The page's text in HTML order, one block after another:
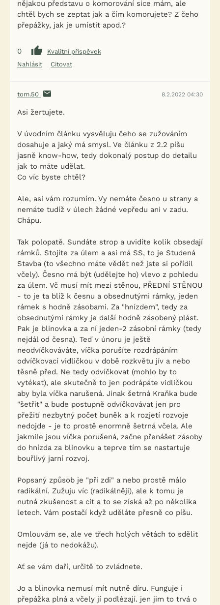
nějakou představu o komorování sice mám, ale
chtěl bych se zeptat jak a čím komorujete? Z čeho
přepážky, jak je umístit apod.?
0
Kvalitní příspěvek
Nahlásit
Citovat
tom.50 8.2.2022 04:30
Asi žertujete.
V úvodním článku vysvěluju čeho se zužováním
dosahuje a jaký má smysl. Ve článku z 2.2 píšu
jasně know-how, tedy dokonalý postup do detailu
jak to máte udělat.
Co víc byste chtěl?
Ale, asi vám rozumím. Vy nemáte česno u strany a
nemáte tudíž v úlech žádné vepředu ani v zadu.
Chápu.
Tak polopatě. Sundáte strop a uvidíte kolik obsedají
rámků. Stojíte za úlem a asi má SS, to je Studená
Stavba (to všechno máte vědět než jste si pořídil
včely). Česno má být (udělejte ho) vlevo z pohledu
za úlem. Vč musí mít mezi stěnou, PŘEDNÍ STĚNOU
- to je ta blíž k česnu a obsednutými rámky, jeden
rámek s hodně zásobami. Za "hnízdem", tedy za
obsednutými rámky je další hodně zásobený plást.
Pak je blinovka a za ní jeden-2 zásobní rámky (tedy
nejdál od česna). Teď v únoru je ještě
neodvíčkováváte, víčka porušíte rozdrápáním
odvíčkovací vidličkou v době rozkvětu jív a nebo
těsně před. Ne tedy odvíčkovat (mohlo by to
vytékat), ale skutečně to jen podrápáte vidličkou
aby byla víčka narušená. Jinak šetrná Kraňka bude
"šetřit" a bude postupně odvíčkovávat jen pro
přežití nezbytný počet buněk a k rozjetí rozvoje
nedojde - je to prostě enormně šetrná včela. Ale
jakmile jsou víčka porušená, začne přenášet zásoby
do hnízda za blinovku a teprve tím se nastartuje
bouřlivý jarní rozvoj.
Popsaný způsob je "při zdi" a nebo prostě málo
radikální. Zužuju víc (radikálněji), ale k tomu je
nutná zkušenost a cit a to se získá až po několika
letech. Vám postačí když uděláte přesně co píšu.
Omlouvám se, ale ve třech holých větách to sdělit
nejde (já to nedokážu).
Ať se vám daří, určitě to zvládnete.
Jo a blinovka nemusí mít nutně díru. Funguje i
přepážka plná a včely jí podlézají. jen jim to trvá o